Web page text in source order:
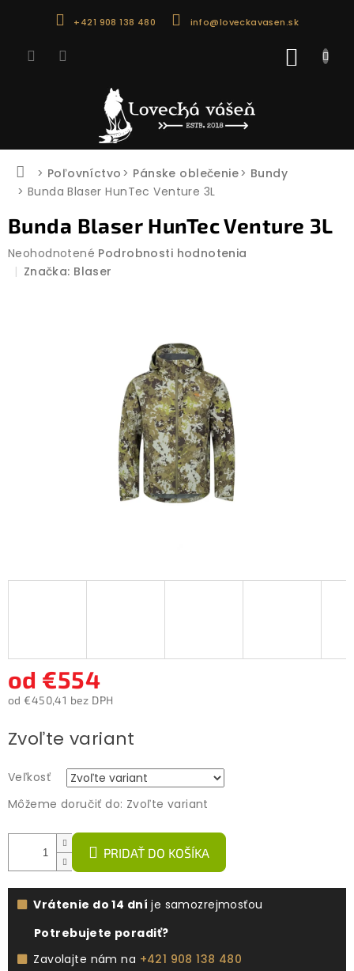
+421 908 138 480 info@loveckavasen.sk
Domov
Poľovníctvo Pánske oblečenie
Bundy
Bunda Blaser HunTec Venture 3L
Bunda Blaser HunTec Venture 3L
Priemerné
hodnotenie
Neohodnotené Podrobnosti hodnotenia
Značka: Blaser
od €554
od €450,41 bez DPH
cena:
Zvoľte variant
Veľkosť
Môžeme doručiť do: Zvoľte variant
PRIDAŤ DO KOŠÍKA
Vrátenie do 14 dní je samozrejmosťou
Potrebujete poradiť?
Zavolajte nám na +421 908 138 480